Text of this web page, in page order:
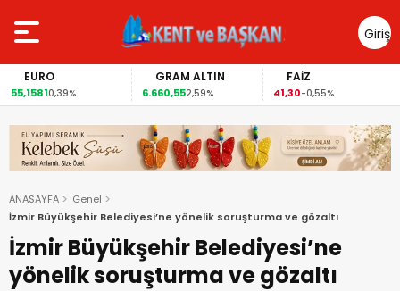
Giriş
Yap
EURO
55,15810,39%
GRAM ALTIN
6.660,552,59%
FAİZ
41,30-0,55%
ANASAYFA
Genel
İzmir Büyükşehir Belediyesi’ne yönelik soruşturma ve gözaltı
İzmir Büyükşehir Belediyesi’ne
yönelik soruşturma ve gözaltı